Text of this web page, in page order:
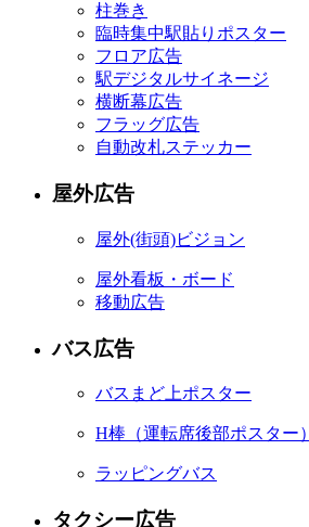
柱巻き
臨時集中駅貼りポスター
フロア広告
駅デジタルサイネージ
横断幕広告
フラッグ広告
自動改札ステッカー
屋外広告
屋外(街頭)ビジョン
屋外看板・ボード
移動広告
バス広告
バスまど上ポスター
H棒 （運転席後部ポスター）
ラッピングバス
タクシー広告